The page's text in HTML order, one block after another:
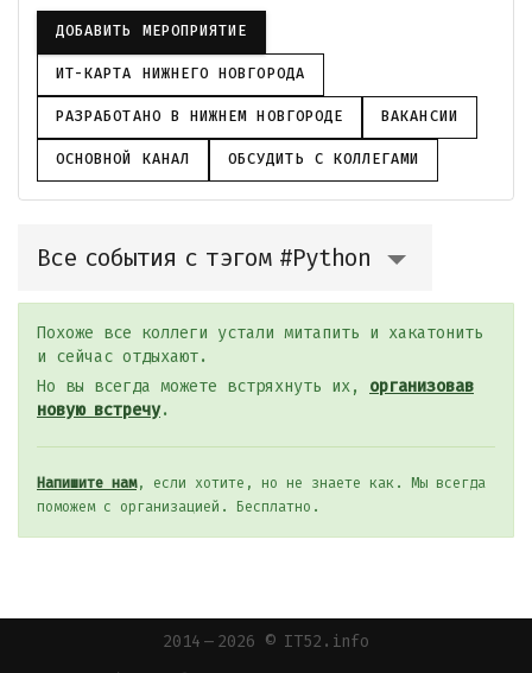
ДОБАВИТЬ МЕРОПРИЯТИЕ
ИТ-КАРТА НИЖНЕГО НОВГОРОДА
РАЗРАБОТАНО В НИЖНЕМ НОВГОРОДЕ ВАКАНСИИ
ОСНОВНОЙ КАНАЛ ОБСУДИТЬ С КОЛЛЕГАМИ
Все события с тэгом #Python
Похоже все коллеги устали митапить и хакатонить
и сейчас отдыхают.
Но вы всегда можете встряхнуть их, организовав
новую встречу.
Напишите нам, если хотите, но не знаете как. Мы всегда
поможем с организацией. Бесплатно.
2014 — 2026 © IT52.info